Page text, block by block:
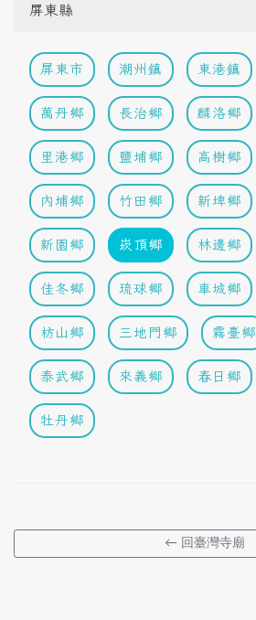
屏東縣
屏東市 潮州鎮 東港鎮
萬丹鄉 長治鄉 麟洛鄉
里港鄉 鹽埔鄉 高樹鄉
內埔鄉 竹田鄉 新埤鄉
新園鄉 崁頂鄉 林邊鄉
佳冬鄉 琉球鄉 車城鄉
枋山鄉 三地門鄉 霧臺鄉
泰武鄉 來義鄉 春日鄉
牡丹鄉
← 回臺灣寺廟